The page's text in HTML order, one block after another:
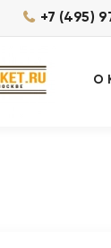
+7 (495)
О